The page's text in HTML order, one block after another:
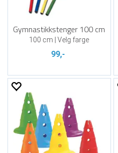
Gymnastikkstenger 100 cm
100 cm | Velg farge
99,-